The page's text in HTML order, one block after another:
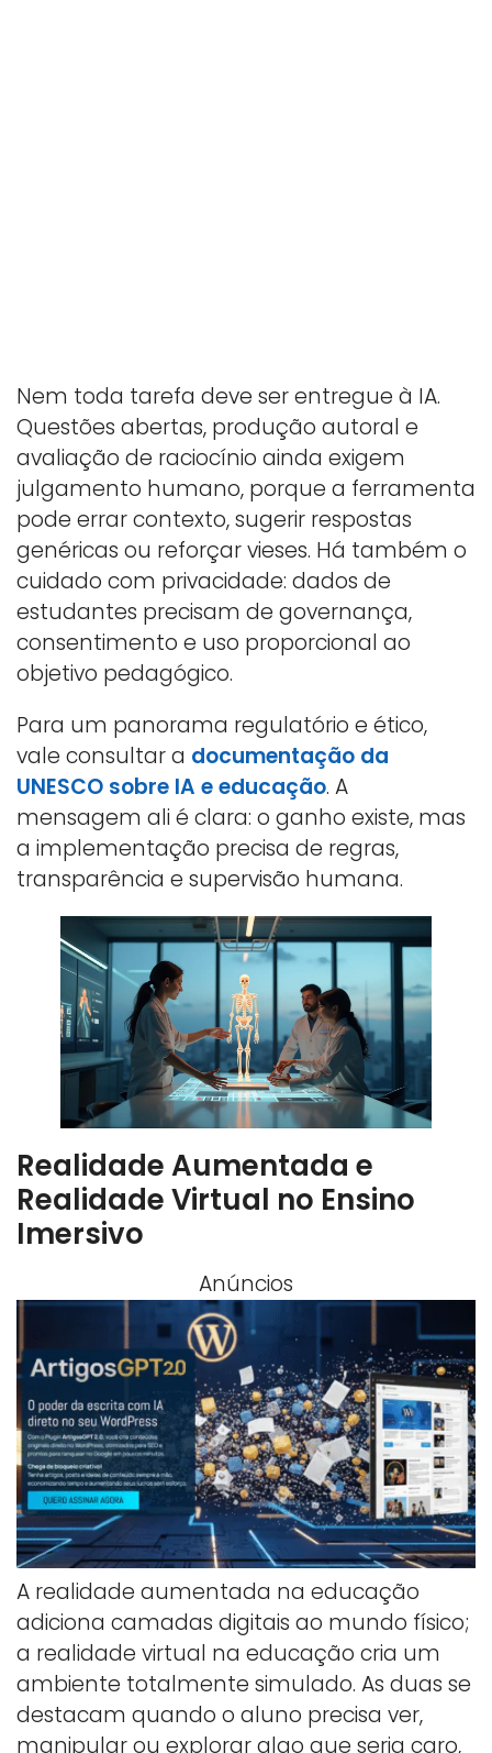
Nem toda tarefa deve ser entregue à IA.
Questões abertas, produção autoral e
avaliação de raciocínio ainda exigem
julgamento humano, porque a ferramenta
pode errar contexto, sugerir respostas
genéricas ou reforçar vieses. Há também o
cuidado com privacidade: dados de
estudantes precisam de governança,
consentimento e uso proporcional ao
objetivo pedagógico.
Para um panorama regulatório e ético,
vale consultar a documentação da
UNESCO sobre IA e educação. A
mensagem ali é clara: o ganho existe, mas
a implementação precisa de regras,
transparência e supervisão humana.
Realidade Aumentada e
Realidade Virtual no Ensino
Imersivo
Anúncios
A realidade aumentada na educação
adiciona camadas digitais ao mundo físico;
a realidade virtual na educação cria um
ambiente totalmente simulado. As duas se
destacam quando o aluno precisa ver,
manipular ou explorar algo que seria caro,